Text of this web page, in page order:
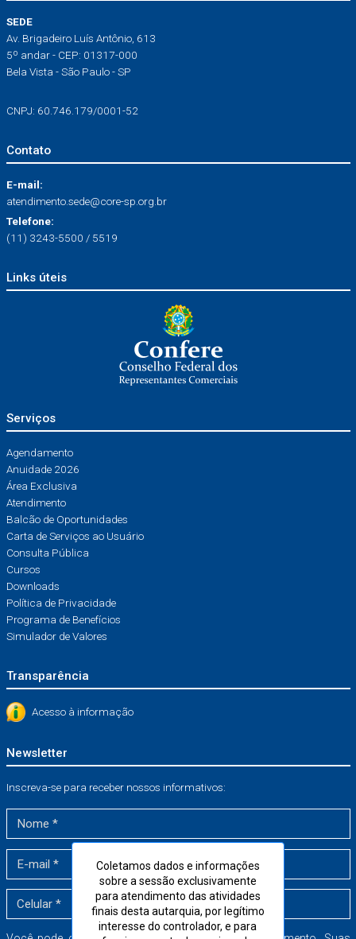
SEDE
Av. Brigadeiro Luís Antônio, 613
5º andar - CEP: 01317-000
Bela Vista - São Paulo - SP
CNPJ: 60.746.179/0001-52
Contato
E-mail:
atendimento.sede@core-sp.org.br
Telefone:
(11) 3243-5500 / 5519
Links úteis
Serviços
Agendamento
Anuidade 2026
Área Exclusiva
Atendimento
Balcão de Oportunidades
Carta de Serviços ao Usuário
Consulta Pública
Cursos
Downloads
Política de Privacidade
Programa de Benefícios
Simulador de Valores
Transparência
Acesso à informação
Newsletter
Inscreva-se para receber nossos informativos:
Coletamos dados e informações
sobre a sessão exclusivamente
para atendimento das atividades
finais desta autarquia, por legítimo
interesse do controlador, e para